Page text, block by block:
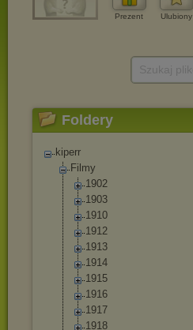
Prezent Ulubiony
Foldery
kiperr
Filmy
1902
1903
1910
1912
1913
1914
1915
1916
1917
1918